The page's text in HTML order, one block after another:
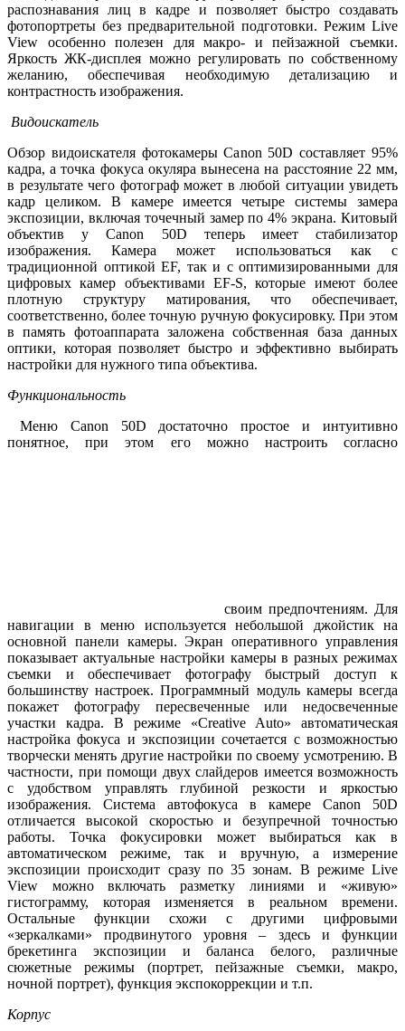
распознавания лиц в кадре и позволяет быстро создавать
фотопортреты без предварительной подготовки. Режим Live
View особенно полезен для макро- и пейзажной съемки.
Яркость ЖК-дисплея можно регулировать по собственному
желанию, обеспечивая необходимую детализацию и
контрастность изображения.
Видоискатель
Обзор видоискателя фотокамеры Canon 50D составляет 95%
кадра, а точка фокуса окуляра вынесена на расстояние 22 мм,
в результате чего фотограф может в любой ситуации увидеть
кадр целиком. В камере имеется четыре системы замера
экспозиции, включая точечный замер по 4% экрана. Китовый
объектив у Canon 50D теперь имеет стабилизатор
изображения. Камера может использоваться как с
традиционной оптикой EF, так и с оптимизированными для
цифровых камер объективами EF-S, которые имеют более
плотную структуру матирования, что обеспечивает,
соответственно, более точную ручную фокусировку. При этом
в память фотоаппарата заложена собственная база данных
оптики, которая позволяет быстро и эффективно выбирать
настройки для нужного типа объектива.
Функциональность
Меню Canon 50D достаточно простое и интуитивно
понятное, при этом его можно настроить согласно
своим предпочтениям. Для
навигации в меню используется небольшой джойстик на
основной панели камеры. Экран оперативного управления
показывает актуальные настройки камеры в разных режимах
съемки и обеспечивает фотографу быстрый доступ к
большинству настроек. Программный модуль камеры всегда
покажет фотографу пересвеченные или недосвеченные
участки кадра. В режиме «Creative Auto» автоматическая
настройка фокуса и экспозиции сочетается с возможностью
творчески менять другие настройки по своему усмотрению. В
частности, при помощи двух слайдеров имеется возможность
с удобством управлять глубиной резкости и яркостью
изображения. Система автофокуса в камере Canon 50D
отличается высокой скоростью и безупречной точностью
работы. Точка фокусировки может выбираться как в
автоматическом режиме, так и вручную, а измерение
экспозиции происходит сразу по 35 зонам. В режиме Live
View можно включать разметку линиями и «живую»
гистограмму, которая изменяется в реальном времени.
Остальные функции схожи с другими цифровыми
«зеркалками» продвинутого уровня – здесь и функции
брекетинга экспозиции и баланса белого, различные
сюжетные режимы (портрет, пейзажные съемки, макро,
ночной портрет), функция экспокоррекции и т.п.
Корпус